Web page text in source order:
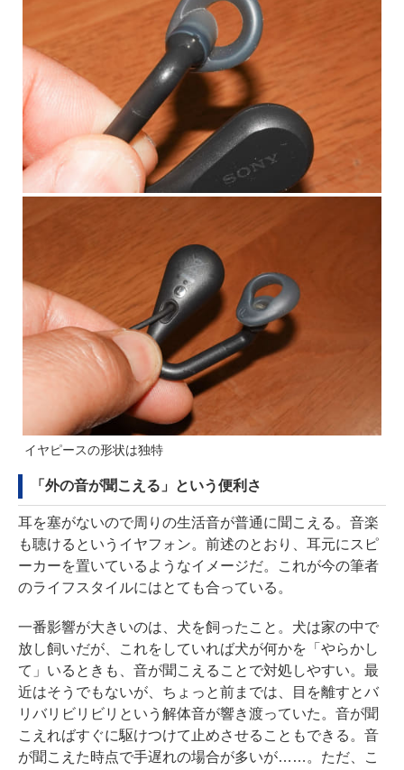
イヤピースの形状は独特
「外の音が聞こえる」という便利さ
耳を塞がないので周りの生活音が普通に聞こえる。音楽
も聴けるというイヤフォン。前述のとおり、耳元にスピ
ーカーを置いているようなイメージだ。これが今の筆者
のライフスタイルにはとても合っている。
一番影響が大きいのは、犬を飼ったこと。犬は家の中で
放し飼いだが、これをしていれば犬が何かを「やらかし
て」いるときも、音が聞こえることで対処しやすい。最
近はそうでもないが、ちょっと前までは、目を離すとバ
リバリビリビリという解体音が響き渡っていた。音が聞
こえればすぐに駆けつけて止めさせることもできる。音
が聞こえた時点で手遅れの場合が多いが……。ただ、こ